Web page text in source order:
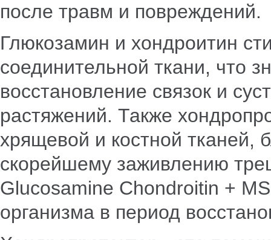
после травм и повреждений.
Глюкозамин и хондроитин
соединительной ткани, что
восстановление связок и
растяжений. Также
хрящевой и костной тканей,
скорейшему заживлению
Glucosamine Chondroitin +
организма в период